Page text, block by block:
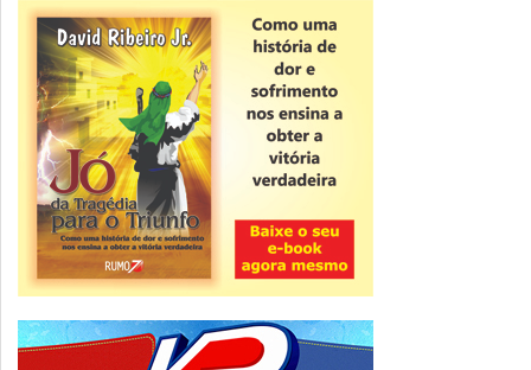
Novidade
CNPJ alfanumérico começa a ser emitido
nesta sexta
ver todas »